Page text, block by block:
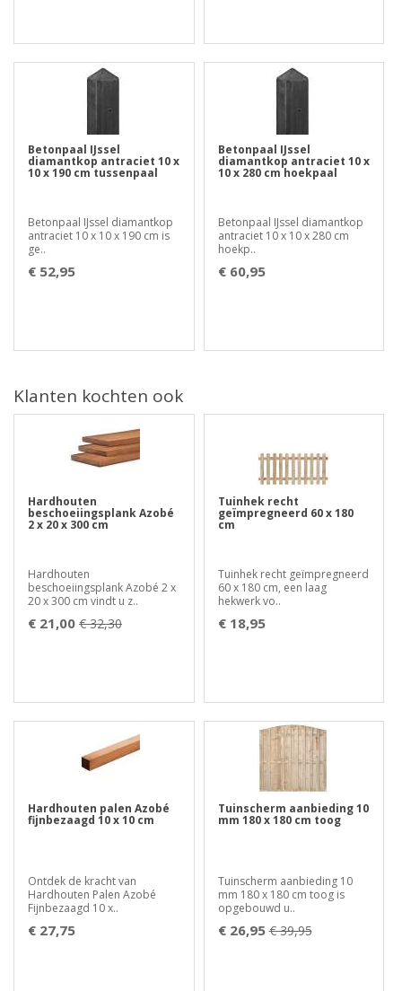
Betonpaal IJssel
diamantkop antraciet 10 x
10 x 190 cm tussenpaal
Betonpaal IJssel diamantkop
antraciet 10 x 10 x 190 cm is
ge..
€ 52,95
Betonpaal IJssel
diamantkop antraciet 10 x
10 x 280 cm hoekpaal
Betonpaal IJssel diamantkop
antraciet 10 x 10 x 280 cm
hoekp..
€ 60,95
Klanten kochten ook
Hardhouten
beschoeiingsplank Azobé
2 x 20 x 300 cm
Hardhouten
beschoeiingsplank Azobé 2 x
20 x 300 cm vindt u z..
€ 21,00 € 32,30
Tuinhek recht
geïmpregneerd 60 x 180
cm
Tuinhek recht geïmpregneerd
60 x 180 cm, een laag
hekwerk vo..
€ 18,95
Hardhouten palen Azobé
fijnbezaagd 10 x 10 cm
Ontdek de kracht van
Hardhouten Palen Azobé
Fijnbezaagd 10 x..
€ 27,75
Tuinscherm aanbieding 10
mm 180 x 180 cm toog
Tuinscherm aanbieding 10
mm 180 x 180 cm toog is
opgebouwd u..
€ 26,95 € 39,95